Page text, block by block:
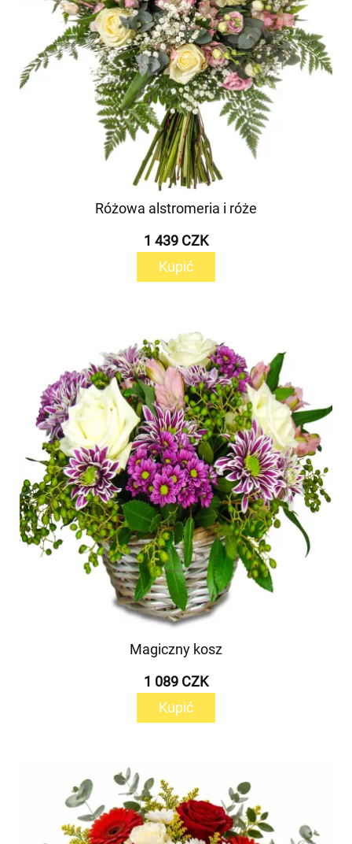
Różowa alstromeria i róże
1 439 CZK
Kupić
Magiczny kosz
1 089 CZK
Kupić